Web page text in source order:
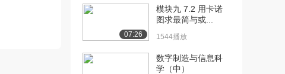
[14] 哈尔滨工业大学公开
13:56
[15] 哈尔滨工业大学公开
08:13
07:26
模块九 7.2 用卡诺
图求最简与或...
1544播放
数字制造与信息科
学（中）